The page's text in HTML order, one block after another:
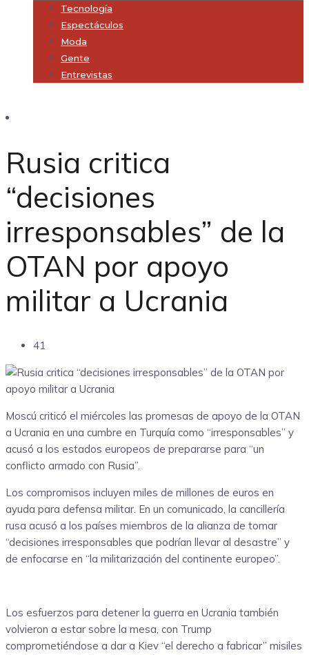
Tecnología
Espectáculos
Moda
Gente
Entrevistas
Rusia critica
“decisiones
irresponsables” de la
OTAN por apoyo
militar a Ucrania
41
Moscú criticó el miércoles las promesas de apoyo de la OTAN
a Ucrania en una cumbre en Turquía como “irresponsables” y
acusó a los estados europeos de prepararse para “un
conflicto armado con Rusia”.
Los compromisos incluyen miles de millones de euros en
ayuda para defensa militar. En un comunicado, la cancillería
rusa acusó a los países miembros de la alianza de tomar
“decisiones irresponsables que podrían llevar al desastre” y
de enfocarse en “la militarización del continente europeo”.
Los esfuerzos para detener la guerra en Ucrania también
volvieron a estar sobre la mesa, con Trump
comprometiéndose a dar a Kiev “el derecho a fabricar” misiles